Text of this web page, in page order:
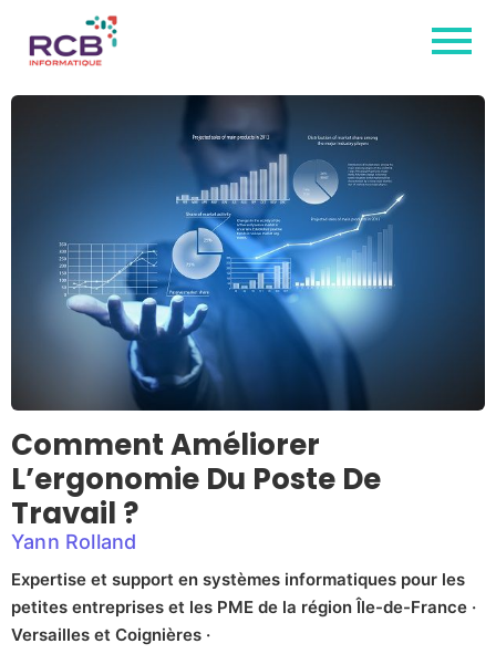
Comment Améliorer
L’ergonomie Du Poste De
Travail ?
Yann Rolland
Expertise et support en systèmes informatiques pour les
petites entreprises et les PME de la région Île-de-France ·
Versailles et Coignières ·